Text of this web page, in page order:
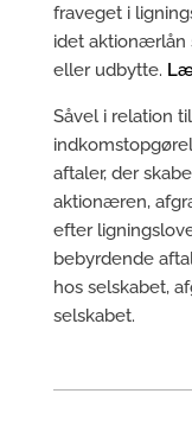
fraveget i
idet aktionærlån
eller udbytte.
Såvel i relation
aftaler, der
aktionæren,
efter
bebyrdende
hos selskabet,
selskabet.